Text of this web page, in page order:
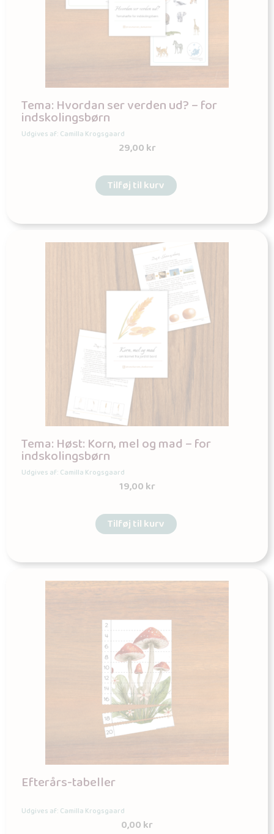
Tema: Hvordan ser verden ud? – for
indskolingsbørn
Udgives af: Camilla Krogsgaard
29,00kr
Tilføj til kurv
Tema: Høst: Korn, mel og mad – for
indskolingsbørn
Udgives af: Camilla Krogsgaard
19,00kr
Tilføj til kurv
Efterårs-tabeller
Udgives af: Camilla Krogsgaard
0,00kr